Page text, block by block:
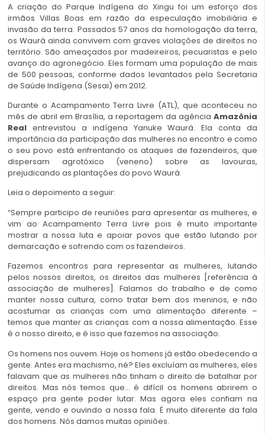
A criação do Parque Indígena do Xingu foi um esforço dos
irmãos Villas Boas em razão da especulação imobiliária e
invasão da terra. Passados 57 anos da homologação da terra,
os Waurá ainda convivem com graves violações de direitos no
território. São ameaçados por madeireiros, pecuaristas e pelo
avanço do agronegócio. Eles formam uma população de mais
de 500 pessoas, conforme dados levantados pela Secretaria
de Saúde Indígena (Sesai) em 2012.
Durante o Acampamento Terra Livre (ATL), que aconteceu no
mês de abril em Brasília, a reportagem da agência Amazônia
Real entrevistou a indígena Yanuke Waurá. Ela conta da
importância da participação das mulheres no encontro e como
o seu povo está enfrentando os ataques de fazendeiros, que
dispersam agrotóxico (veneno) sobre as lavouras,
prejudicando as plantações do povo Waurá.
Leia o depoimento a seguir:
“Sempre participo de reuniões para apresentar as mulheres, e
vim ao Acampamento Terra Livre pois é muito importante
mostrar a nossa luta e apoiar povos que estão lutando por
demarcação e sofrendo com os fazendeiros.
Fazemos encontros para representar as mulheres, lutando
pelos nossos direitos, os direitos das mulheres [referência à
associação de mulheres]. Falamos do trabalho e de como
manter nossa cultura, como tratar bem dos meninos, e não
acostumar as crianças com uma alimentação diferente –
temos que manter as crianças com a nossa alimentação. Esse
é o nosso direito, e é isso que fazemos na associação.
Os homens nos ouvem. Hoje os homens já estão obedecendo a
gente. Antes era machismo, né? Eles excluíam as mulheres, eles
falavam que as mulheres não tinham o direito de batalhar por
direitos. Mas nós temos que… é difícil os homens abrirem o
espaço pra gente poder lutar. Mas agora eles confiam na
gente, vendo e ouvindo a nossa fala. É muito diferente da fala
dos homens. Nós damos muitas opiniões.